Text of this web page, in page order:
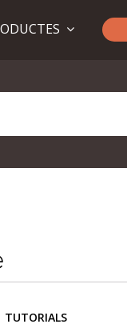
TUTORIALS